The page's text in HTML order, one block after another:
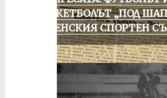
БАСКЕТБОЛЪТ „ПОД
РУСЕНСКИЯ СПОРТЕН